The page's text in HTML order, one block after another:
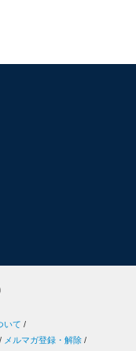
いて /
/ メルマガ登録・解除 /